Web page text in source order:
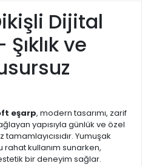
Dijital
ve
eşarp, modern tasarımı, zarif
yapısıyla günlük ve özel
Yumuşak
kullanım sunarken,
bir deneyim sağlar.